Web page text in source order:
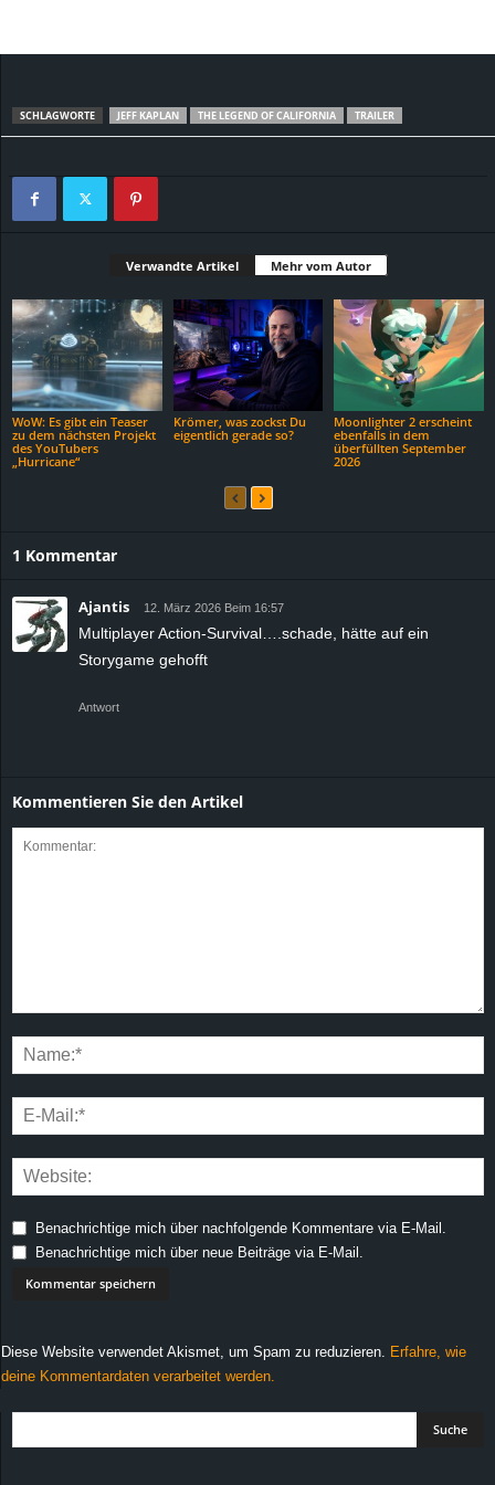
SCHLAGWORTE JEFF KAPLAN THE LEGEND OF CALIFORNIA TRAILER
Verwandte Artikel Mehr vom Autor
WoW: Es gibt ein Teaser
zu dem nächsten Projekt
des YouTubers
„Hurricane“
Krömer, was zockst Du
eigentlich gerade so?
Moonlighter 2 erscheint
ebenfalls in dem
überfüllten September
2026
1 Kommentar
Ajantis 12. März 2026 Beim 16:57
Multiplayer Action-Survival….schade, hätte auf ein
Storygame gehofft
Antwort
Kommentieren Sie den Artikel
Benachrichtige mich über nachfolgende Kommentare via E-Mail.
Benachrichtige mich über neue Beiträge via E-Mail.
Diese Website verwendet Akismet, um Spam zu reduzieren. Erfahre, wie
deine Kommentardaten verarbeitet werden.